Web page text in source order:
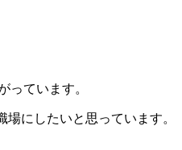
っています。
にしたいと思っています。